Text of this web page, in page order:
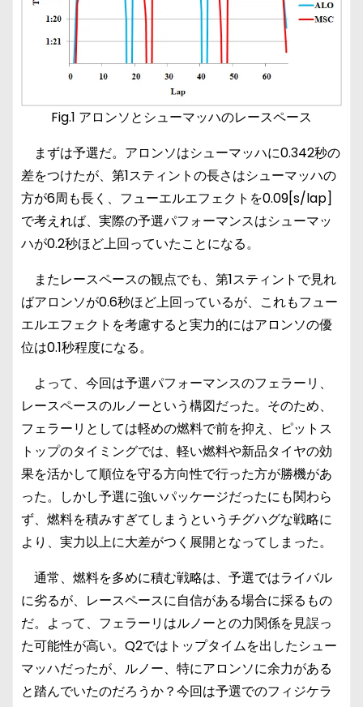
Fig.1 アロンソとシューマッハのレースペース
まずは予選だ。アロンソはシューマッハに0.342秒の
差をつけたが、第1スティントの長さはシューマッハの
方が6周も長く、フューエルエフェクトを0.09[s/lap]
で考えれば、実際の予選パフォーマンスはシューマッ
ハが0.2秒ほど上回っていたことになる。
またレースペースの観点でも、第1スティントで見れ
ばアロンソが0.6秒ほど上回っているが、これもフュー
エルエフェクトを考慮すると実力的にはアロンソの優
位は0.1秒程度になる。
よって、今回は予選パフォーマンスのフェラーリ、
レースペースのルノーという構図だった。そのため、
フェラーリとしては軽めの燃料で前を抑え、ピットス
トップのタイミングでは、軽い燃料や新品タイヤの効
果を活かして順位を守る方向性で行った方が勝機があ
った。しかし予選に強いパッケージだったにも関わら
ず、燃料を積みすぎてしまうというチグハグな戦略に
より、実力以上に大差がつく展開となってしまった。
通常、燃料を多めに積む戦略は、予選ではライバル
に劣るが、レースペースに自信がある場合に採るもの
だ。よって、フェラーリはルノーとの力関係を見誤っ
た可能性が高い。Q2ではトップタイムを出したシュー
マッハだったが、ルノー、特にアロンソに余力がある
と踏んでいたのだろうか？今回は予選でのフィジケラ